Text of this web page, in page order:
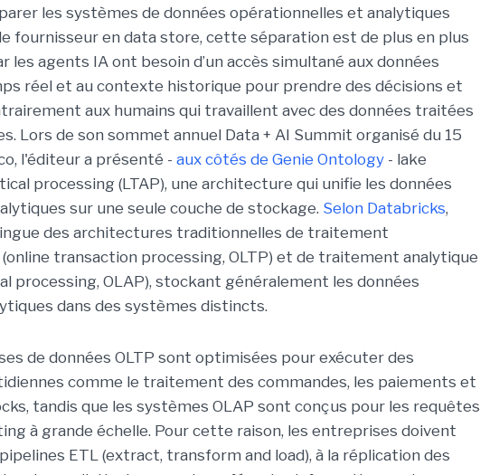
les systèmes de données opérationnelles et analytiques
fournisseur en data store, cette séparation est de plus en plus
les agents IA ont besoin d’un accès simultané aux données
réel et au contexte historique pour prendre des décisions et
aux humains qui travaillent avec des données traitées
Lors de son sommet annuel Data + AI Summit organisé du 15
l'éditeur a présenté - aux côtés de Genie Ontology - lake
processing (LTAP), une architecture qui unifie les données
sur une seule couche de stockage. Selon Databricks,
des architectures traditionnelles de traitement
transaction processing, OLTP) et de traitement analytique
processing, OLAP), stockant généralement les données
dans des systèmes distincts.
de données OLTP sont optimisées pour exécuter des
comme le traitement des commandes, les paiements et
tandis que les systèmes OLAP sont conçus pour les requêtes
à grande échelle. Pour cette raison, les entreprises doivent
ETL (extract, transform and load), à la réplication des